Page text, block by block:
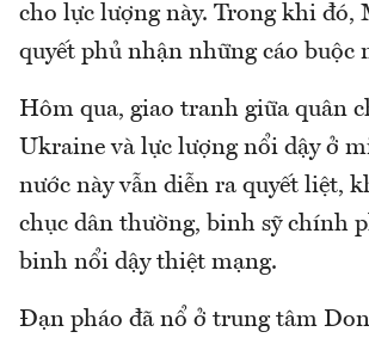
cho lực lượng này. Trong khi đó,
quyết phủ nhận những cáo buộc
Hôm qua, giao tranh giữa quân
Ukraine và lực lượng nổi dậy ở
nước này vẫn diễn ra quyết liệt,
chục dân thường, binh sỹ chính
binh nổi dậy thiệt mạng.
Đạn pháo đã nổ ở trung tâm